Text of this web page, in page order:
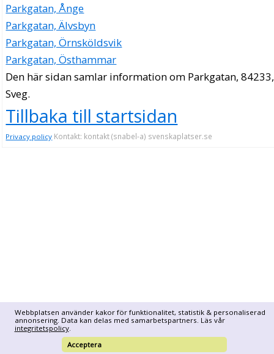
Webbplatsen använder kakor för funktionalitet, statistik & personaliserad
annonsering. Data kan delas med samarbetspartners. Läs vår
integritetspolicy.
Acceptera
Parkgatan, Ånge
Parkgatan, Älvsbyn
Parkgatan, Örnsköldsvik
Parkgatan, Östhammar
Den här sidan samlar information om Parkgatan, 84233,
Sveg.
Tillbaka till startsidan
Privacy policy Kontakt: kontakt (snabel-a) svenskaplatser.se